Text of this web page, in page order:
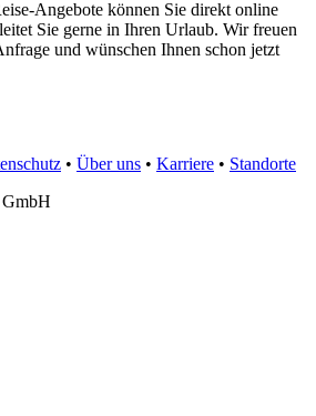
Angebote können Sie direkt online
Sie gerne in Ihren Urlaub. Wir freuen
und wünschen Ihnen schon jetzt
• Über uns • Karriere • Standorte